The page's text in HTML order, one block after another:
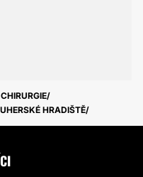
UHERSKÉ HRADIŠTĚ